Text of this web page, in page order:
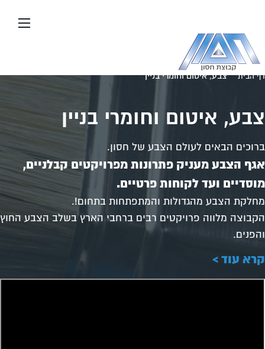
העמוד
דף הבית\\צבע, איטום וחומרי בניין
צבע, איטום וחומרי בניין
ברוכים הבאים לעולם הצבע של חסון.
אגף הצבע מעניק פתרונות מפרויקטים קבלניים,
מוסדיים ועד לקוחות פרטיים.
מחלקת הצבע מהגדולות והמתפתחות בתחום!.
הקבוצה מלווה פרויקטים רבים ברחבי הארץ בשלב הצבע החוץ
והפנים.
קרא עוד >